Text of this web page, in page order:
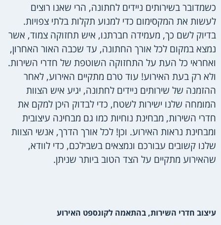
כשמדובר בשירותים ניידים לחתונה, הרי שאנו רוצים
לעשות את המקסימום כדי למנוע תקלות בלתי צפויות.
בדיוק לשם כך, מעמידה חברתנו, איש תחזוקה צמוד, אשר
נמצא במקום לכל אורך החתונה, עד שכבה האור האחרון,
ואחראי כל העת על התחזוקה השוטפת של חדרי השירות.
ולא רק בעת האירוע! עוד טרם מתקיים האירוע, לאחר
ההזמנה של שירותים ניידים לחתונה, יגיע איש הצוות
המומחה שלנו ישירות לשטח, כדי לבדוק היכן למקם את
חדרי השירות, מבחינת נוחיות כמו גם מבחינה עיצובית
ומבחינת נראות האירוע. וכן! לכל אורך הדרך, אנשי הצוות
שלנו קשובים עבורכם ונמצאים בשבילכם, כדי לוודא,
שהאירוע מתקיים על הצד הטוב ביותר שניתן.
עיצוב חדרי השירות, בהתאמה לקונספט האירוע